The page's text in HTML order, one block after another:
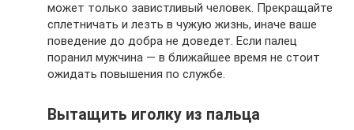
может только завистливый человек. Прекращайте
сплетничать и лезть в чужую жизнь, иначе ваше
поведение до добра не доведет. Если палец
поранил мужчина — в ближайшее время не стоит
ожидать повышения по службе.
Вытащить иголку из пальца